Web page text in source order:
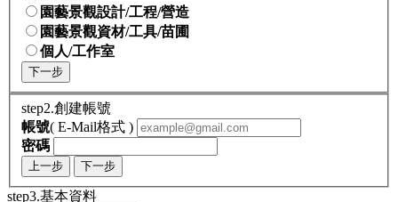
園藝景觀設計/工程/營造
園藝景觀資材/工具/苗圃
個人/工作室
下一步
step2.創建帳號
帳號( E-Mail格式 )
密碼
上一步 下一步
step3.基本資料